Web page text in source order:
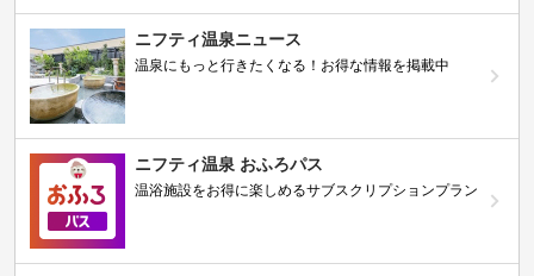
ニフティ温泉ニュース
温泉にもっと行きたくなる！お得な情報を掲載中
ニフティ温泉 おふろパス
温浴施設をお得に楽しめるサブスクリプションプラン